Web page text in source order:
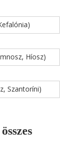
Híosz)
Szantoríni)